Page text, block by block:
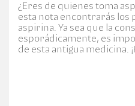
¿Eres de quienes toma
esta nota encontrarás los
aspirina. Ya sea que la
esporádicamente, es
de esta antigua medicina.